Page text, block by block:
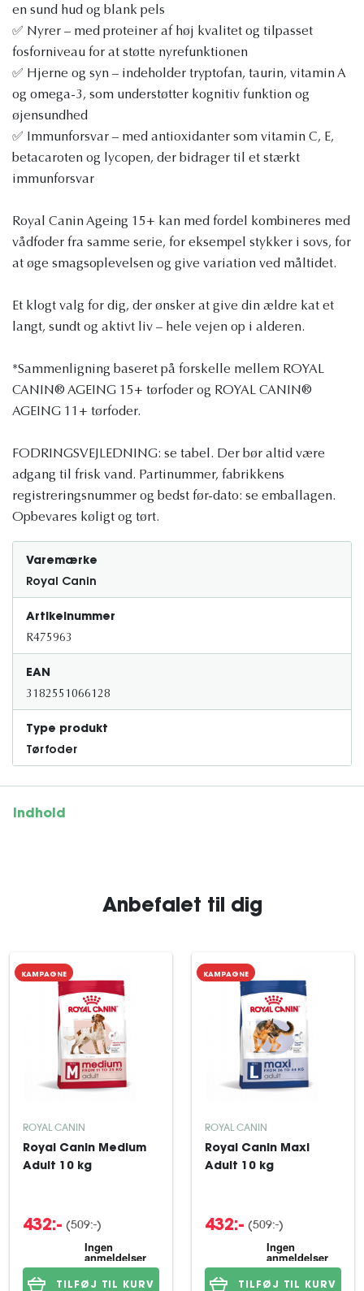
en sund hud og blank pels
✅ Nyrer – med proteiner af høj kvalitet og tilpasset
fosforniveau for at støtte nyrefunktionen
✅ Hjerne og syn – indeholder tryptofan, taurin, vitamin A
og omega-3, som understøtter kognitiv funktion og
øjensundhed
✅ Immunforsvar – med antioxidanter som vitamin C, E,
betacaroten og lycopen, der bidrager til et stærkt
immunforsvar
Royal Canin Ageing 15+ kan med fordel kombineres med
vådfoder fra samme serie, for eksempel stykker i sovs, for
at øge smagsoplevelsen og give variation ved måltidet.
Et klogt valg for dig, der ønsker at give din ældre kat et
langt, sundt og aktivt liv – hele vejen op i alderen.
*Sammenligning baseret på forskelle mellem ROYAL
CANIN® AGEING 15+ tørfoder og ROYAL CANIN®
AGEING 11+ tørfoder.
FODRINGSVEJLEDNING: se tabel. Der bør altid være
adgang til frisk vand. Partinummer, fabrikkens
registreringsnummer og bedst før-dato: se emballagen.
Opbevares køligt og tørt.
Varemærke
Royal Canin
Artikelnummer
R475963
EAN
3182551066128
Type produkt
Tørfoder
Indhold
Anbefalet til dig
KAMPAGNE
ROYAL CANIN
Royal Canin Medium
Adult 10 kg
432:- (509:-)
TILFØJ TIL KURV
KAMPAGNE
ROYAL CANIN
Royal Canin Maxi
Adult 10 kg
432:- (509:-)
TILFØJ TIL KURV